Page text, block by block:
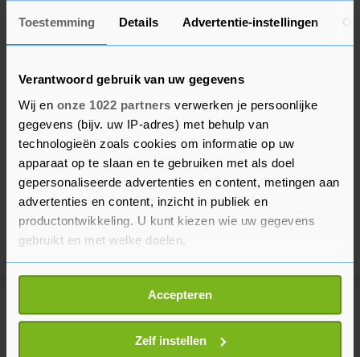
Toestemming Details Advertentie-instellingen
Verantwoord gebruik van uw gegevens
Wij en onze 1022 partners verwerken je persoonlijke
gegevens (bijv. uw IP-adres) met behulp van
technologieën zoals cookies om informatie op uw
apparaat op te slaan en te gebruiken met als doel
gepersonaliseerde advertenties en content, metingen aan
advertenties en content, inzicht in publiek en
productontwikkeling. U kunt kiezen wie uw gegevens
gebruikt en met welke doelen.
Als u het toestaat, willen we ook graag:
Informatie verzamelen over uw geografische
locatie, die tot een paar meter nauwkeurig kan zijn
Uw apparaat identificeren door het actief te
Accepteren
Zelf instellen
Meer uit Buitenland